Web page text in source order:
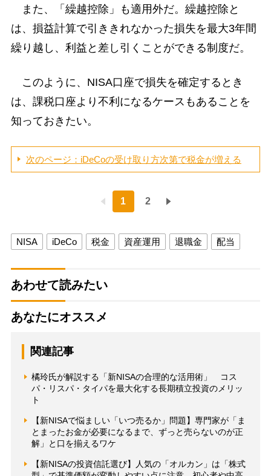
また、「繰越控除」も適用外だ。繰越控除と
は、損益計算で引ききれなかった損失を最大3年間
繰り越し、利益と差し引くことができる制度だ。
このように、NISA口座で損失を確定するとき
は、課税口座より不利になるケースもあることを
知っておきたい。
次のページ：iDeCoの受け取り方次第で税金が増える
1 2
NISA iDeCo 税金 資産運用 退職金 配当
あわせて読みたい
あなたにオススメ
関連記事
橘玲氏が解説する「新NISAの合理的な活用術」 コス
パ・リスパ・タイパを最大化する長期積立投資のメリッ
ト
【新NISAで悩ましい「いつ売るか」問題】専門家が「ま
とまったお金が必要になるまで、ずっと売らないのが正
解」と口を揃えるワケ
【新NISAの投資信託選び】人気の「オルカン」は「株式